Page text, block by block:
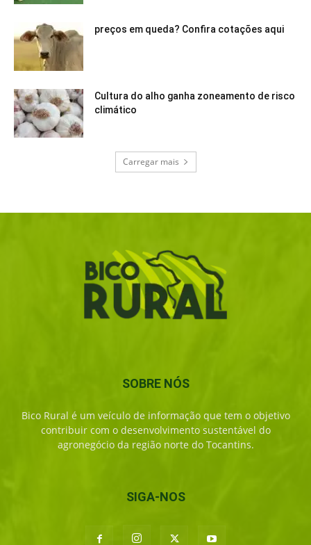
preços em queda? Confira cotações aqui
Cultura do alho ganha zoneamento de risco
climático
Carregar mais
SOBRE NÓS
Bico Rural é um veículo de informação que tem o objetivo
contribuir com o desenvolvimento sustentável do
agronegócio da região norte do Tocantins.
SIGA-NOS